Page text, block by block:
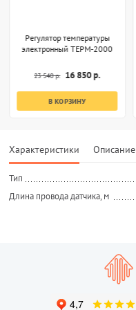
Регулятор температуры
электронный ТЕРМ-2000
23 540 р. 16 850 р.
В КОРЗИНУ
Характеристики Описание
Тип
Длина провода датчика, м